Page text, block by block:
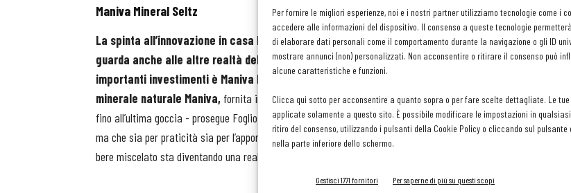
Per fornire le migliori esperienze, noi e i nostri partner utilizziamo tecnologie come i
accedere alle informazioni del dispositivo. Il consenso a queste tecnologie
di elaborare dati personali come il comportamento durante la navigazione o gli ID
mostrare annunci (non) personalizzati. Non acconsentire o ritirare il consenso può
alcune caratteristiche e funzioni.
Clicca qui sotto per acconsentire a quanto sopra o per fare scelte dettagliate. Le
applicate solamente a questo sito. È possibile modificare le impostazioni in
ritiro del consenso, utilizzando i pulsanti della Cookie Policy o cliccando sul pulsante
nella parte inferiore dello schermo.
Gestisci 1771 fornitori Per saperne di più su questi scopi
Maniva Mineral Seltz
La spinta all’innovazione in casa Maniva non si focalizza solo sulle esigenze dei ristoratori, ma
guarda anche alle altre realtà del fuoricasa. «Un altro importante progetto cui abbiamo dedicato
importanti investimenti è Maniva Mineral Seltz, un’acqua seltz di alta qualità prodotta con acqua
minerale naturale Maniva,fornita in fusti di acciaio riutilizzabili, che ne mantengono invariata la gassatura
fino all’ultima goccia - prosegue Foglio -. Una soluzione pensata specificatamente per il mondo della
ma che sia per praticità sia per l’apporto qualitativo che offre, può trovare ampi spazi anche nei ristoranti, dove
bere miscelato sta diventando una realtà quotidiana».